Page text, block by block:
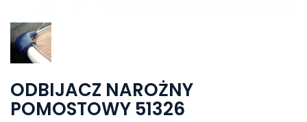
ODBIJACZ NAROŻNY
POMOSTOWY 51326